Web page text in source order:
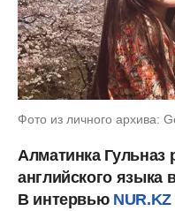
Фото из личного архива:
Алматинка Гульназ
английского языка
В интервью NUR.KZ